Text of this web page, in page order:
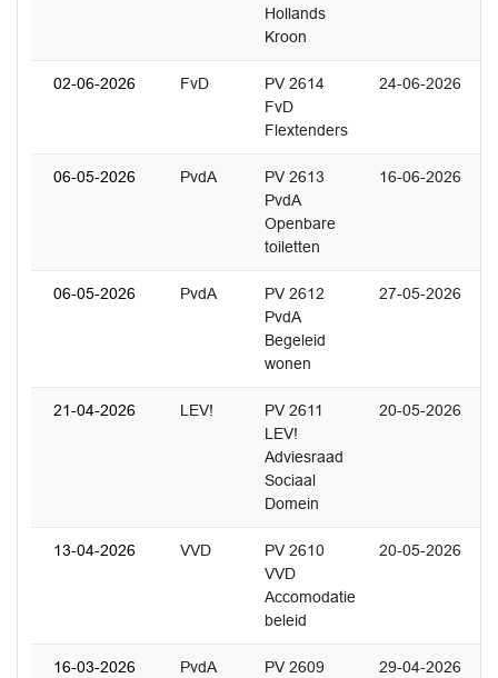
Hollands
Kroon
02-06-2026 FvD
PV 2614
FvD
Flextenders
24-06-2026
06-05-2026 PvdA
PV 2613
PvdA
Openbare
toiletten
16-06-2026
06-05-2026 PvdA
PV 2612
PvdA
Begeleid
wonen
27-05-2026
21-04-2026 LEV!
PV 2611
LEV!
Adviesraad
Sociaal
Domein
20-05-2026
13-04-2026 VVD
PV 2610
VVD
Accomodatie
beleid
20-05-2026
16-03-2026 PvdA
PV 2609
29-04-2026